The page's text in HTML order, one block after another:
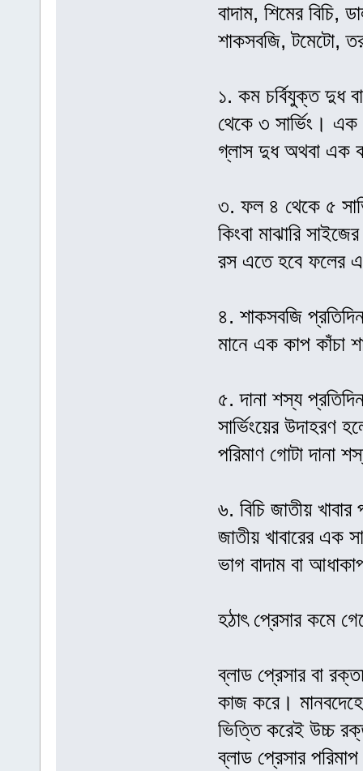
বাদাম, শিমের
শাকসবজি, টমেটো,
১. কম চর্বিযুক্ত দুধ
থেকে ৩ সার্ভিং। এক
গ্লাস দুধ অথবা এক
৩. ফল ৪ থেকে ৫
কিংবা মাঝারি
রস এতে হবে ফলের
৪. শাকসবজি
মানে এক কাপ কাঁচা
৫. দানা শস্য
সার্ভিংয়ের
পরিমাণ গোটা দানা
৬. বিচি জাতীয়
জাতীয় খাবারের এক
ভাগ বাদাম বা
হঠাৎ প্রেসার কমে
ব্লাড প্রেসার বা
কাজ করে।
ভিত্তি করেই উচ্চ
ব্লাড প্রেসার